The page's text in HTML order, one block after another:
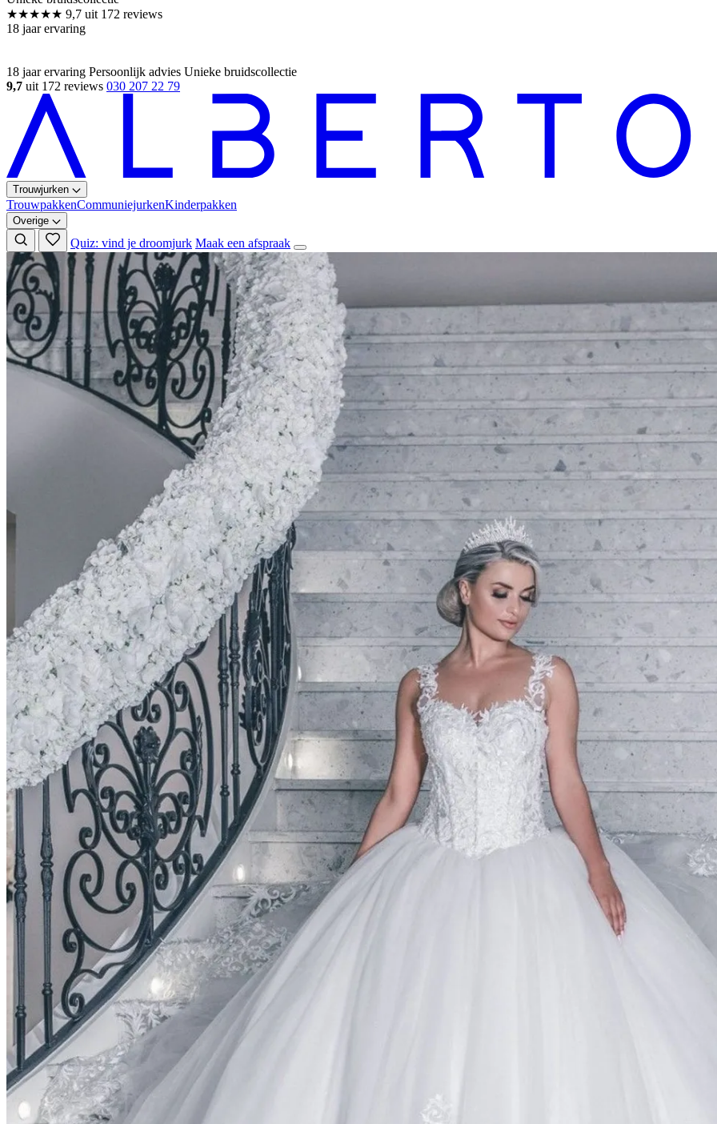
18 jaar ervaring Persoonlijk advies Unieke bruidscollectie
9,7 uit 172 reviews 030 207 22 79
Trouwjurken
TrouwpakkenCommuniejurkenKinderpakken
Overige
Quiz: vind je droomjurk Maak een afspraak